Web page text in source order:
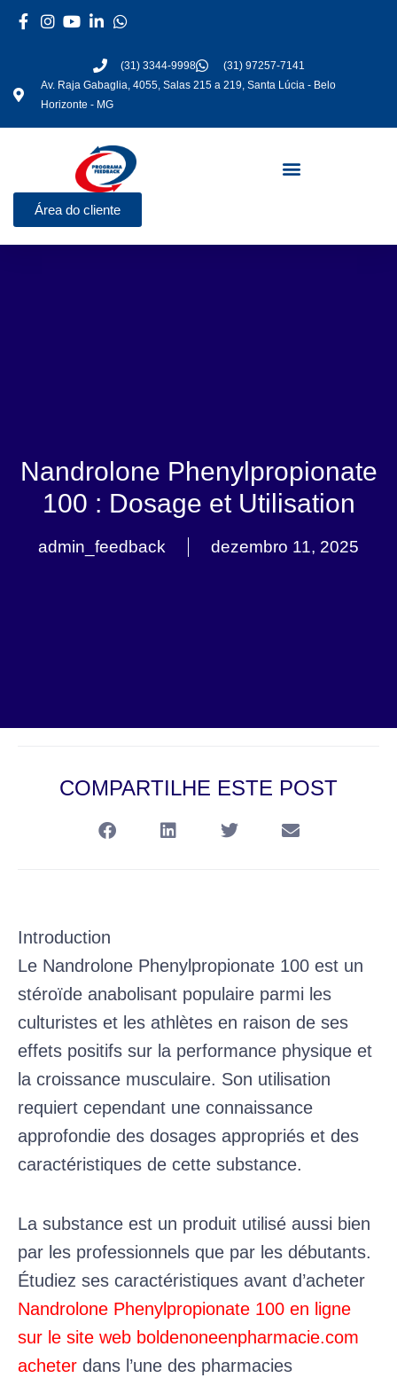
para
(31) 3344-9998
(31) 97257-7141
Av. Raja Gabaglia, 4055, Salas 215 a 219, Santa Lúcia - Belo
Horizonte - MG
Área do cliente
Nandrolone Phenylpropionate
100 : Dosage et Utilisation
admin_feedback dezembro 11, 2025
COMPARTILHE ESTE POST
Introduction
Le Nandrolone Phenylpropionate 100 est un
stéroïde anabolisant populaire parmi les
culturistes et les athlètes en raison de ses
effets positifs sur la performance physique et
la croissance musculaire. Son utilisation
requiert cependant une connaissance
approfondie des dosages appropriés et des
caractéristiques de cette substance.
La substance est un produit utilisé aussi bien
par les professionnels que par les débutants.
Étudiez ses caractéristiques avant d’acheter
Nandrolone Phenylpropionate 100 en ligne
sur le site web boldenoneenpharmacie.com
acheter dans l’une des pharmacies